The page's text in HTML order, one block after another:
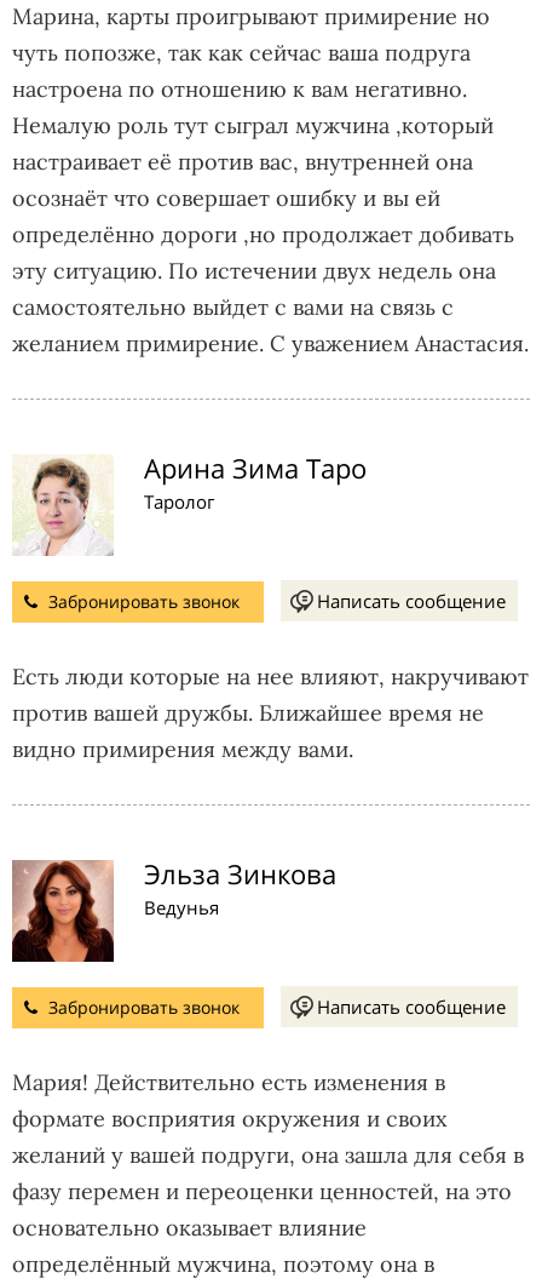
Марина, карты проигрывают примирение но
чуть попозже, так как сейчас ваша подруга
настроена по отношению к вам негативно.
Немалую роль тут сыграл мужчина ,который
настраивает её против вас, внутренней она
осознаёт что совершает ошибку и вы ей
определённо дороги ,но продолжает добивать
эту ситуацию. По истечении двух недель она
самостоятельно выйдет с вами на связь с
желанием примирение. С уважением Анастасия.
Арина Зима Таро
Таролог
Забронировать звонок Написать сообщение
Есть люди которые на нее влияют, накручивают
против вашей дружбы. Ближайшее время не
видно примирения между вами.
Эльза Зинкова
Ведунья
Забронировать звонок Написать сообщение
Мария! Действительно есть изменения в
формате восприятия окружения и своих
желаний у вашей подруги, она зашла для себя в
фазу перемен и переоценки ценностей, на это
основательно оказывает влияние
определённый мужчина, поэтому она в